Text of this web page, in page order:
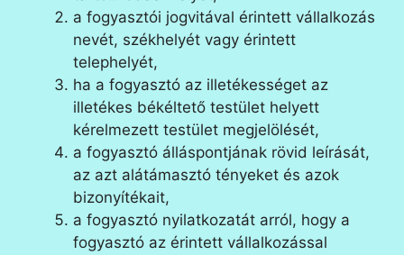
a fogyasztói jogvitával érintett vállalkozás
nevét, székhelyét vagy érintett
telephelyét,
ha a fogyasztó az illetékességet az
illetékes békéltető testület helyett
kérelmezett testület megjelölését,
a fogyasztó álláspontjának rövid leírását,
az azt alátámasztó tényeket és azok
bizonyítékait,
a fogyasztó nyilatkozatát arról, hogy a
fogyasztó az érintett vállalkozással